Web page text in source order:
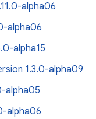
alpha06
alpha06
alpha15
1.3.0-alpha09
alpha05
alpha06